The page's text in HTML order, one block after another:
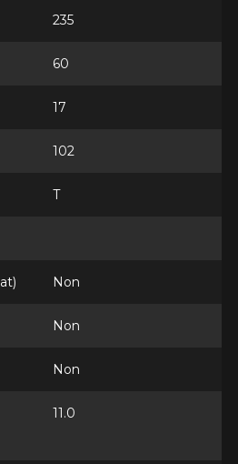
235
60
17
102
T
Non
Non
Non
11.0
LX